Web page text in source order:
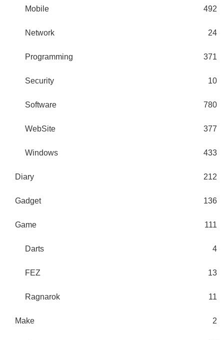
Mobile 492
Network 24
Programming 371
Security 10
Software 780
WebSite 377
Windows 433
Diary 212
Gadget 136
Game 111
Darts 4
FEZ 13
Ragnarok 11
Make 2